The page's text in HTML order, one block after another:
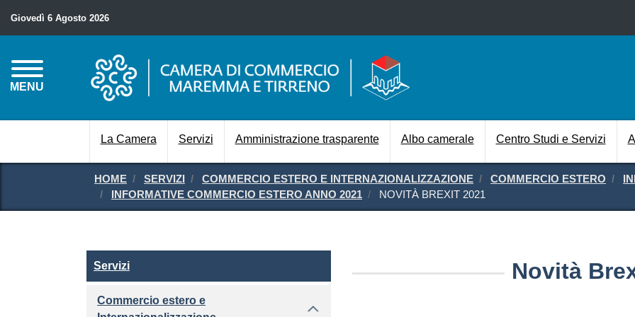
Giovedì 6 Agosto 2026
MENU
Navigazione
La Camera Servizi Amministrazione trasparente Albo camerale Centro Studi e Servizi
HOME SERVIZI COMMERCIO ESTERO E INTERNAZIONALIZZAZIONE COMMERCIO ESTERO
INFORMATIVE COMMERCIO ESTERO ANNO 2021
NOVITÀ BREXIT 2021
Novità
Servizi
Servizi
Commercio estero e